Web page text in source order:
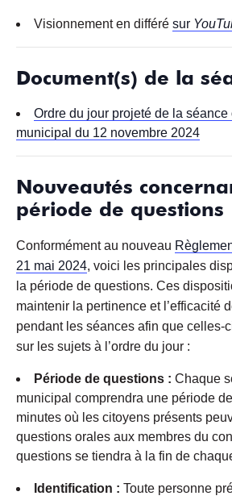
Visionnement en différé sur
Document(s) de la
Ordre du jour projeté de la séance
municipal du 12 novembre 2024
Nouveautés
période de questions
Conformément au nouveau
21 mai 2024, voici les principales
la période de questions. Ces
maintenir la pertinence et l’efficacité
pendant les séances afin que celles-
sur les sujets à l’ordre du jour :
Période de questions : Chaque
municipal comprendra une période
minutes où les citoyens présents
questions orales aux membres du
questions se tiendra à la fin de
Identification : Toute personne